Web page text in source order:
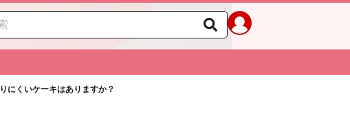
にくいケーキはありますか？